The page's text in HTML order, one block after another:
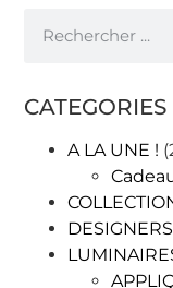
CATEGORIES
A LA UNE !
DESIGNERS